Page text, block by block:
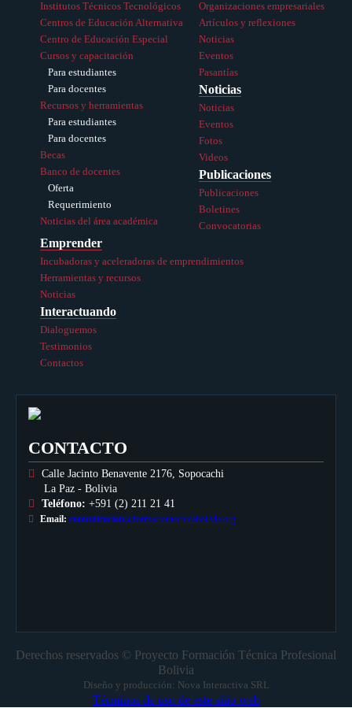
Institutos Técnicos Tecnológicos
Centros de Educación Alternativa
Centro de Educación Especial
Cursos y capacitación
Para estudiantes
Para docentes
Recursos y herramientas
Para estudiantes
Para docentes
Becas
Banco de docentes
Oferta
Requerimiento
Noticias del área académica
Organizaciones empresariales
Artículos y reflexiones
Noticias
Eventos
Pasantías
Noticias
Noticias
Eventos
Fotos
Videos
Publicaciones
Publicaciones
Boletines
Convocatorias
Emprender
Incubadoras y aceleradoras de emprendimientos
Herramientas y recursos
Noticias
Interactuando
Dialoguemos
Testimonios
Contactos
CONTACTO
Calle Jacinto Benavente 2176, Sopocachi
La Paz - Bolivia
Teléfono: +591 (2) 211 21 41
Email: comunicacion@formaciontecnicabolivia.org
Derechos reservados © Proyecto Formación Técnica Profesional
Bolivia
Diseño y producción: Nova Interactiva SRL
Términos de uso de este sitio web